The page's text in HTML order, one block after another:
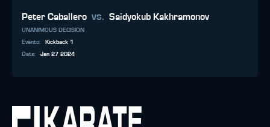
Peter Caballero vs. Saidyokub Kakhramonov
UNANIMOUS DECISION
Evento:
Kickback 1
Data: Jan 27 2024